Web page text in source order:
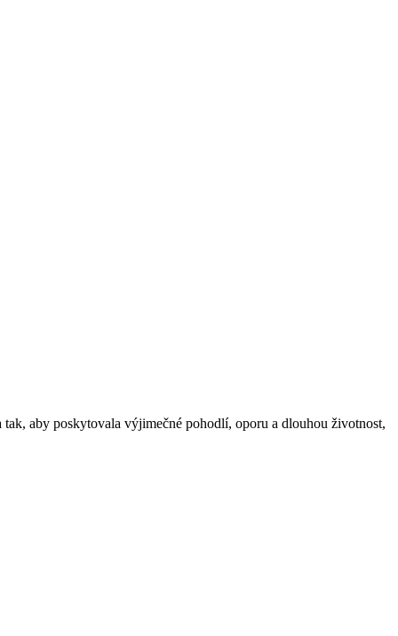
aby poskytovala výjimečné pohodlí, oporu a dlouhou životnost,